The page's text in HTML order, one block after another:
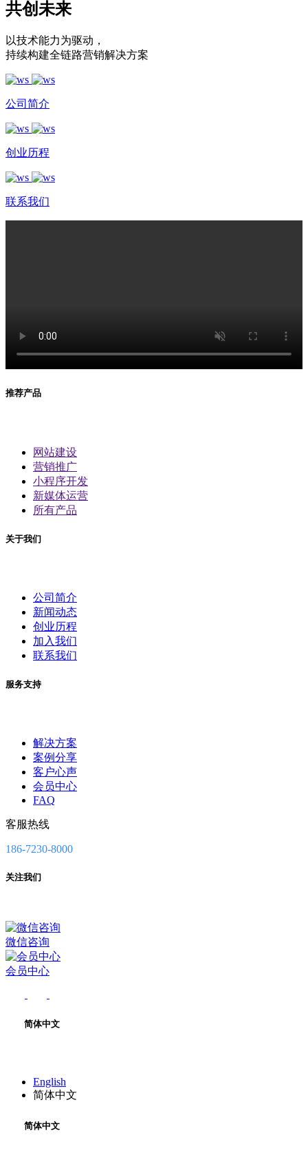
共创未来
以技术能力为驱动 ，
持续构建全链路营销解决方案
公司简介
创业历程
联系我们
推荐产品
网站建设
营销推广
小程序开发
新媒体运营
所有产品
关于我们
公司简介
新闻动态
创业历程
加入我们
联系我们
服务支持
解决方案
案例分享
客户心声
会员中心
FAQ
客服热线
186-7230-8000
关注我们
微信咨询
会员中心
简体中文
English
简体中文
简体中文